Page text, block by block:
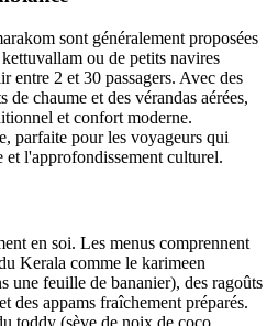
sont généralement proposées
ou de petits navires
entre 2 et 30 passagers. Avec des
chaume et des vérandas aérées,
et confort moderne.
parfaite pour les voyageurs qui
et l'approfondissement culturel.
en soi. Les menus comprennent
Kerala comme le karimeen
une feuille de bananier), des ragoûts
des appams fraîchement préparés.
toddy (sève de noix de coco